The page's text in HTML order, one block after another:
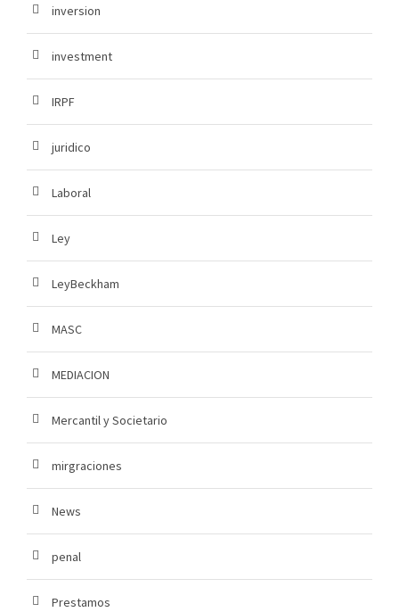
inversion
investment
IRPF
juridico
Laboral
Ley
LeyBeckham
MASC
MEDIACION
Mercantil y Societario
mirgraciones
News
penal
Prestamos